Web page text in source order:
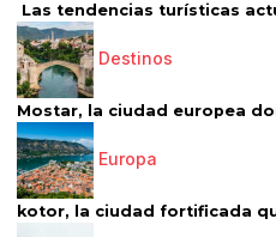
Las tendencias turísticas
Destinos
Mostar, la ciudad europea
Europa
kotor, la ciudad fortificada